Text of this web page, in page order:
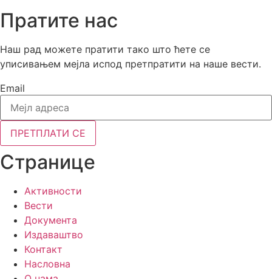
Пратите нас
Наш рад можете пратити тако што ћете се
уписивањем мејла испод претпратити на наше вести.
Email
ПРЕТПЛАТИ СЕ
Странице
Активности
Вести
Документа
Издаваштво
Контакт
Насловна